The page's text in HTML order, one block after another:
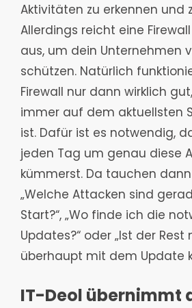
Aktivitäten zu erkennen und
Allerdings reicht eine
aus, um dein Unternehmen
schützen. Natürlich
Firewall nur dann wirklich
immer auf dem aktuellsten
ist. Dafür ist es notwendig,
jeden Tag um genau diese
kümmerst. Da tauchen
„Welche Attacken sind
Start?“, „Wo finde ich die
Updates?“ oder „Ist der Rest
überhaupt mit dem Update
IT-Deol übernimmt